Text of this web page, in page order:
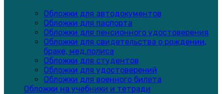
Обложки для автодокументов
Обложки для паспорта
Обложки для пенсионного удостоверения
Обложки для свидетельства о рождении,
браке, мед.полиса
Обложки для студентов
Обложки для удостоверений
Обложки для военного билета
Обложки на учебники и тетради